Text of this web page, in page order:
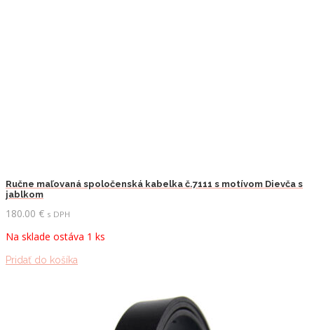
Ručne maľovaná spoločenská kabelka č.7111 s motívom Dievča s
jablkom
180.00 € s DPH
Na sklade ostáva 1 ks
Pridať do košíka